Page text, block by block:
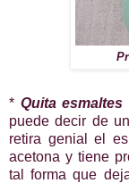
* Quita
puede decir de
retira genial el
acetona y tiene
tal forma que